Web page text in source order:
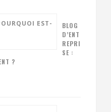
BLOG
D’ENT
REPRI
SE :
?